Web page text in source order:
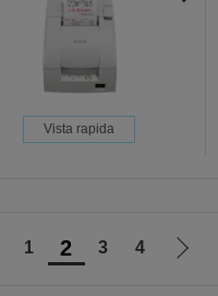
Vista rapida
1 2 3 4
Vai